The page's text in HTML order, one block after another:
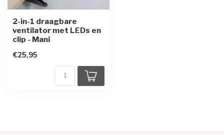
2-in-1 draagbare
ventilator met LEDs en
clip - Mani
€25,95